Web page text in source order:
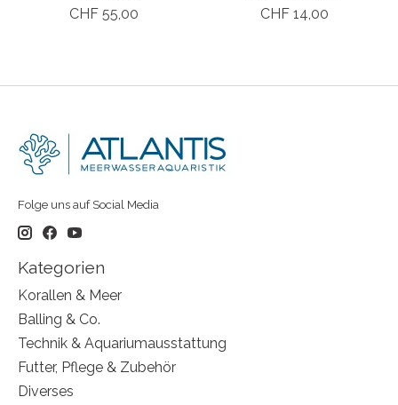
CHF 55,00
CHF 14,00
Folge uns auf Social Media
Kategorien
Korallen & Meer
Balling & Co.
Technik & Aquariumausstattung
Futter, Pflege & Zubehör
Diverses